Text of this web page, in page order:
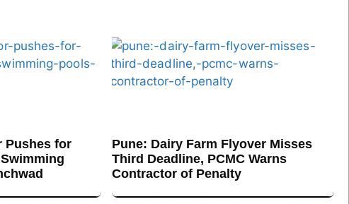
Pushes for
Pune: Dairy Farm Flyover Misses
Third Deadline, PCMC Warns
Contractor of Penalty